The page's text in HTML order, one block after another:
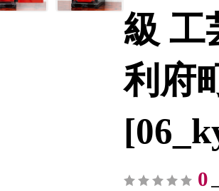
級 工
利府
0